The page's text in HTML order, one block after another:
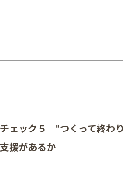
チェック５｜“つくって終わ
支援があるか